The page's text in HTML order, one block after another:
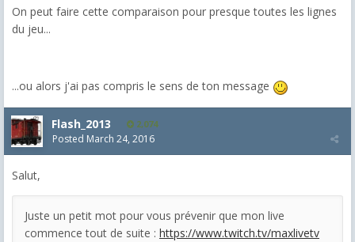
On peut faire cette comparaison pour presque toutes les lignes
du jeu...
...ou alors j'ai pas compris le sens de ton message
Flash_2013 2,074
Posted March 24, 2016
Salut,
Juste un petit mot pour vous prévenir que mon live
commence tout de suite : https://www.twitch.tv/maxlivetv